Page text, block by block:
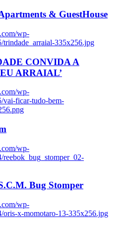
& GuestHouse
wp-
trindade_arraial-335x256.jpg
CONVIDA A
ARRAIAL’
wp-
vai-ficar-tudo-bem-
wp-
reebok_bug_stomper_02-
Bug Stomper
wp-
oris-x-momotaro-13-335x256.jpg